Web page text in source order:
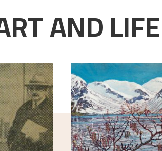
AND LIFE